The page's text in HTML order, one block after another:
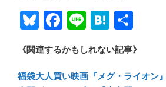
Bl
u
e
sk
F
ac
e
b
Li
n
e
H
at
e
n
有
《関連するかもしれない記事》
福袋大人買い映画『メグ・ライオン